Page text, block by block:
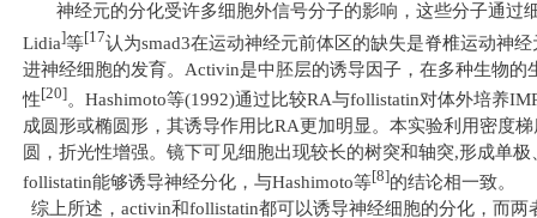
神经元的分化受许多细胞外信号分子的影响，这些分子通
Lidia]等[17认为smad3在运动神经元前体区的缺失是脊椎运动神
进神经细胞的发育。 Activin是中胚层的诱导因子，在多种生物
性 [20] 。 Hashimoto等(1992)通过比较RA与follistatin对体外培养
成圆形或椭圆形，其诱导作用比RA更加明显。 本实验利用密度
圆，折光性增强。镜下可见细胞出现较长的树突和轴突,形成单极
follistatin能够诱导神经分化，与Hashimoto等[8]的结论相一致。
综上所述， activin和follistatin都可以诱导神经细胞的分化，而